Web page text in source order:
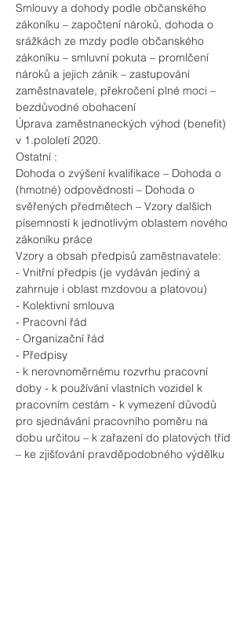
Smlouvy a dohody podle občanského
zákoníku – započtení nároků, dohoda o
srážkách ze mzdy podle občanského
zákoníku – smluvní pokuta – promlčení
nároků a jejich zánik – zastupování
zaměstnavatele, překročení plné moci –
bezdůvodné obohacení
Úprava zaměstnaneckých výhod (benefit)
v 1.pololetí 2020.
Ostatní :
Dohoda o zvýšení kvalifikace – Dohoda o
(hmotné) odpovědnosti – Dohoda o
svěřených předmětech – Vzory dalších
písemností k jednotlivým oblastem nového
zákoníku práce
Vzory a obsah předpisů zaměstnavatele:
- Vnitřní předpis (je vydáván jediný a
zahrnuje i oblast mzdovou a platovou)
- Kolektivní smlouva
- Pracovní řád
- Organizační řád
- Předpisy
- k nerovnoměrnému rozvrhu pracovní
doby - k používání vlastních vozidel k
pracovním cestám - k vymezení důvodů
pro sjednávání pracovního poměru na
dobu určitou – k zařazení do platových tříd
– ke zjišťování pravděpodobného výdělku